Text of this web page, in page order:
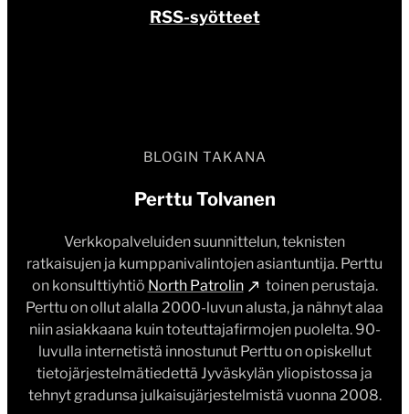
BLOGIN TAKANA
Perttu Tolvanen
Verkkopalveluiden suunnittelun, teknisten
ratkaisujen ja kumppanivalintojen asiantuntija. Perttu
on konsulttiyhtiö North Patrolin
toinen perustaja.
Perttu on ollut alalla 2000-luvun alusta, ja nähnyt alaa
niin asiakkaana kuin toteuttajafirmojen puolelta. 90-
luvulla internetistä innostunut Perttu on opiskellut
tietojärjestelmätiedettä Jyväskylän yliopistossa ja
tehnyt gradunsa julkaisujärjestelmistä vuonna 2008.
RSS-syötteet